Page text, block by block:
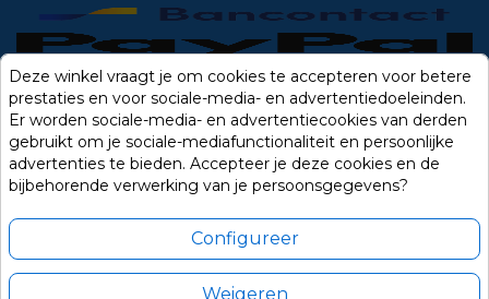
Deze winkel vraagt je om cookies te accepteren voor betere
prestaties en voor sociale-media- en advertentiedoeleinden.
Er worden sociale-media- en advertentiecookies van derden
gebruikt om je sociale-mediafunctionaliteit en persoonlijke
advertenties te bieden. Accepteer je deze cookies en de
bijbehorende verwerking van je persoonsgegevens?
Configureer
Weigeren